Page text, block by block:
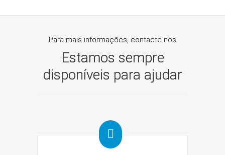
Para mais informações, contacte-nos
Estamos sempre
disponíveis para ajudar